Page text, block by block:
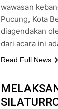
wawasan
Pucung, Kota
diagendakan
dari acara ini
Read Full News